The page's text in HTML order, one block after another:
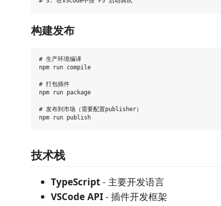
构建发布
# 生产环境编译
npm run compile
# 打包插件
npm run package
# 发布到市场（需要配置publisher）
技术栈
TypeScript- 主要开发语言
VSCode API- 插件开发框架